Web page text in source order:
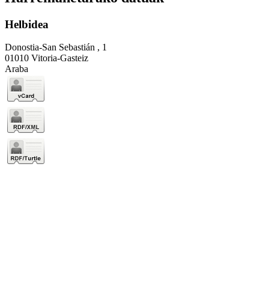
Helbidea
Donostia-San Sebastián , 1
01010 Vitoria-Gasteiz
Araba